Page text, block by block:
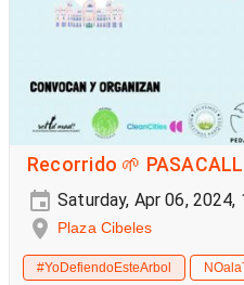
Recorrido 🌱
Saturday, Apr 06,
Plaza Cibeles
#YoDefiendoEsteArbol